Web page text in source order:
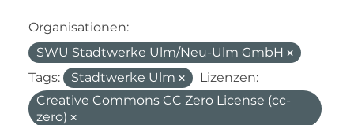
Organisationen:
SWU Stadtwerke Ulm/Neu-Ulm GmbH
Tags:
Stadtwerke Ulm
Lizenzen:
Creative Commons CC Zero License (cc-
zero)